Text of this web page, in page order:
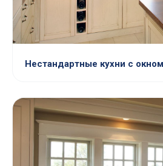
Нестандартные кухни с окном